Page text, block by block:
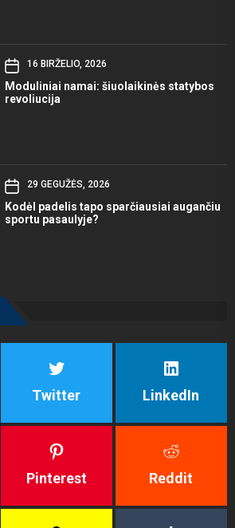
16 BIRŽELIO, 2026
Moduliniai namai: šiuolaikinės statybos
revoliucija
29 GEGUŽĖS, 2026
Kodėl padelis tapo sparčiausiai augančiu
sportu pasaulyje?
Twitter LinkedIn
Pinterest Reddit